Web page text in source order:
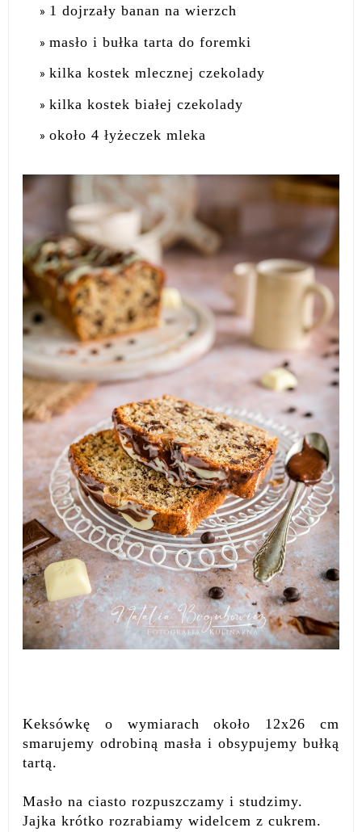
1 dojrzały banan na wierzch
masło i bułka tarta do foremki
kilka kostek mlecznej czekolady
kilka kostek białej czekolady
około 4 łyżeczek mleka
Keksówkę o wymiarach około 12x26 cm
smarujemy odrobiną masła i obsypujemy bułką
tartą.
Masło na ciasto rozpuszczamy i studzimy.
Jajka krótko rozrabiamy widelcem z cukrem.